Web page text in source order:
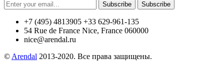
Subscribe Subscribe
+7 (495) 4813905 +33 629-961-135
54 Rue de France Nice, France 060000
nice@arendal.ru
©Arendal 2013-2020. Все права защищены.